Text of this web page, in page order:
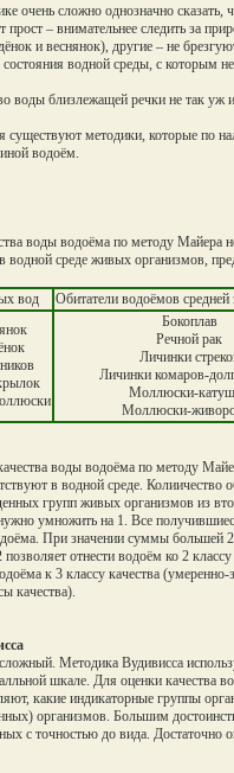
очень сложно однозначно
прост – внимательнее следить за
и веснянок), другие – не
водной среды, с которым
воды близлежащей речки не так уж
существуют методики, которые по
водоём.
воды водоёма по методу Майера
водной среде живых организмов,
вод Обитатели водоёмов средней
Бокоплав
Речной рак
Личинки
Личинки комаров-
Моллюски-
Моллюски-
воды водоёма по методу
в водной среде.
групп живых организмов из
умножить на 1. Все
При значении суммы большей
отнести водоём ко 2
к 3 классу качества
качества).
Методика Вудивисса
шкале. Для оценки качества
какие индикаторные группы
организмов. Большим
с точностью до вида. Достаточно